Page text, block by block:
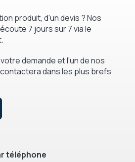
produit, d'un devis ? Nos
7 jours sur 7 via le
demande et l'un de nos
dans les plus brefs
téléphone